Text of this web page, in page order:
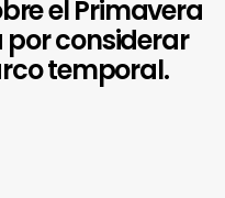
el Primavera
por considerar
temporal.